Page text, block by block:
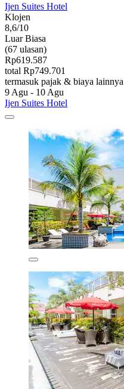
Ijen Suites Hotel
Klojen
8,6/10
Luar Biasa
(67 ulasan)
Rp619.587
total Rp749.701
termasuk pajak & biaya lainnya
9 Agu - 10 Agu
Ijen Suites Hotel